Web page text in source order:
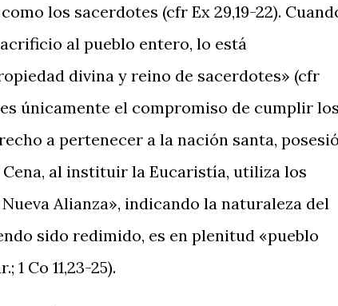
los sacerdotes (cfr Ex 29,19-22).
al pueblo entero, lo está
divina y reino de sacerdotes» (cfr
únicamente el compromiso de cumplir
a pertenecer a la nación santa,
al instituir la Eucaristía, utiliza los
Alianza», indicando la naturaleza del
sido redimido, es en plenitud «pueblo
1 Co 11,23-25).